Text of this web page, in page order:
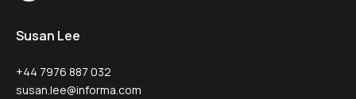
Susan Lee
+44 7976 887 032
susan.lee@informa.com